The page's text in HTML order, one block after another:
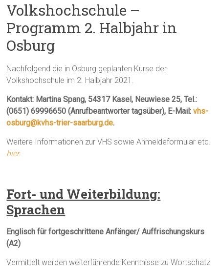
Volkshochschule –
Programm 2. Halbjahr in
Osburg
Nachfolgend die in Osburg geplanten Kurse der
Volkshochschule im 2. Halbjahr 2021.
Kontakt: Martina Spang, 54317 Kasel, Neuwiese 25, Tel.:
(0651) 69996650(Anrufbeantworter tagsüber), E-Mail:vhs-
osburg@kvhs-trier-saarburg.de.
Weitere Informationen zur VHS sowie Anmeldeformular etc.
hier.
Fort- und Weiterbildung:
Sprachen
Englisch für fortgeschrittene Anfänger/ Auffrischungskurs
(A2)
Vermittelt werden weiterführende Kenntnisse zu Wortschatz